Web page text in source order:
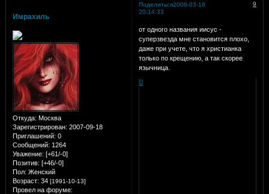
Поделиться 9
2008-03-16
20:14:33
Имрахиль
Откуда: Москва
Зарегистрирован: 2007-09-18
Приглашений: 0
Сообщений: 1264
Уважение: [+61/-0]
Позитив: [+46/-0]
Пол: Женский
Возраст: 34 [1991-10-13]
Провел на форуме:
от одного названия иисус -
суперзвезда мне становится плохо,
даже при учете, что я христианка
только по крещению, а так скорее
язычница.
0